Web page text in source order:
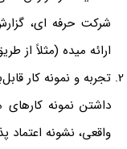
شرکت حرفه ای،
ارائه میده (مثلاً از
تجربه و نمونه کار
داشتن نمونه کارهای
واقعی، نشونه اعتماد